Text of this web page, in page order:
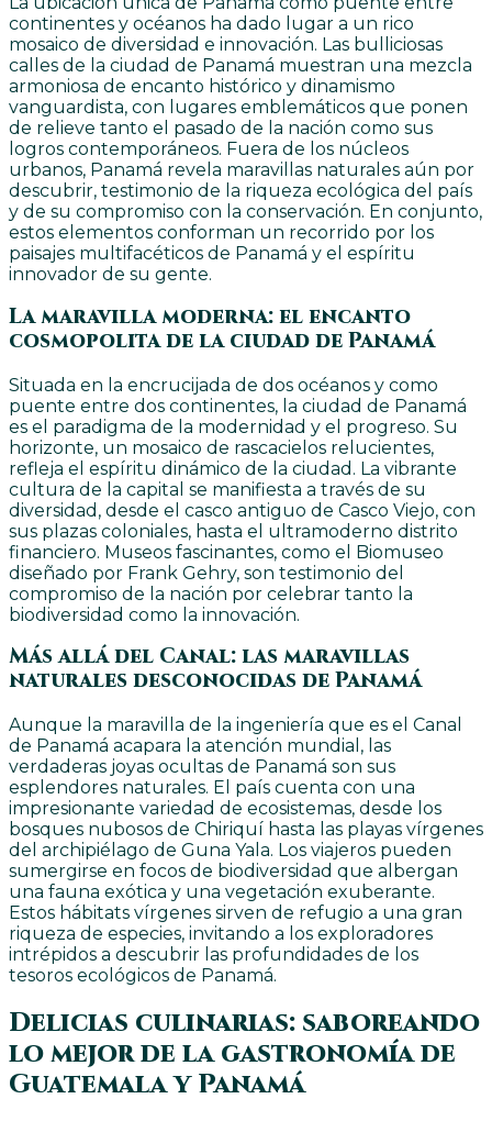
continentes y océanos ha dado lugar a un rico
mosaico de diversidad e innovación. Las bulliciosas
calles de la ciudad de Panamá muestran una mezcla
armoniosa de encanto histórico y dinamismo
vanguardista, con lugares emblemáticos que ponen
de relieve tanto el pasado de la nación como sus
logros contemporáneos. Fuera de los núcleos
urbanos, Panamá revela maravillas naturales aún por
descubrir, testimonio de la riqueza ecológica del país
y de su compromiso con la conservación. En conjunto,
estos elementos conforman un recorrido por los
paisajes multifacéticos de Panamá y el espíritu
innovador de su gente.
La maravilla moderna: el encanto
cosmopolita de la ciudad de Panamá
Situada en la encrucijada de dos océanos y como
puente entre dos continentes, la ciudad de Panamá
es el paradigma de la modernidad y el progreso. Su
horizonte, un mosaico de rascacielos relucientes,
refleja el espíritu dinámico de la ciudad. La vibrante
cultura de la capital se manifiesta a través de su
diversidad, desde el casco antiguo de Casco Viejo, con
sus plazas coloniales, hasta el ultramoderno distrito
financiero. Museos fascinantes, como el Biomuseo
diseñado por Frank Gehry, son testimonio del
compromiso de la nación por celebrar tanto la
biodiversidad como la innovación.
Más allá del Canal: las maravillas
naturales desconocidas de Panamá
Aunque la maravilla de la ingeniería que es el Canal
de Panamá acapara la atención mundial, las
verdaderas joyas ocultas de Panamá son sus
esplendores naturales. El país cuenta con una
impresionante variedad de ecosistemas, desde los
bosques nubosos de Chiriquí hasta las playas vírgenes
del archipiélago de Guna Yala. Los viajeros pueden
sumergirse en focos de biodiversidad que albergan
una fauna exótica y una vegetación exuberante.
Estos hábitats vírgenes sirven de refugio a una gran
riqueza de especies, invitando a los exploradores
intrépidos a descubrir las profundidades de los
tesoros ecológicos de Panamá.
Delicias culinarias: saboreando
lo mejor de la gastronomía de
Guatemala y Panamá